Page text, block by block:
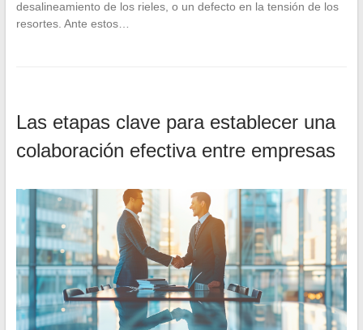
desalineamiento de los rieles, o un defecto en la tensión de los
resortes. Ante estos…
Las etapas clave para establecer una
colaboración efectiva entre empresas